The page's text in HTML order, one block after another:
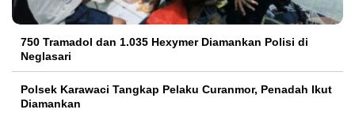
750 Tramadol dan 1.035 Hexymer Diamankan Polisi di
Neglasari
Polsek Karawaci Tangkap Pelaku Curanmor, Penadah Ikut
Diamankan